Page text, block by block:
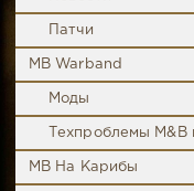
Патчи
MB Warband
Моды
Техпроблемы M&B
MB На Карибы